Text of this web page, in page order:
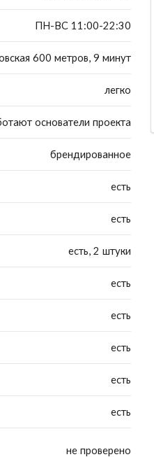
ПН-ВС 11:00-22:30
600 метров, 9 минут
легко
основатели проекта
брендированное
есть
есть
есть, 2 штуки
есть
есть
есть
есть
есть
не проверено